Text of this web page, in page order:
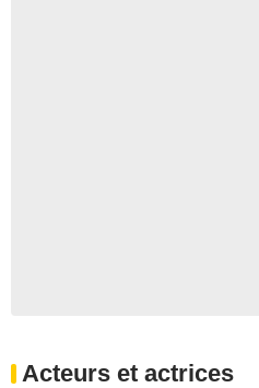
Acteurs et actrices